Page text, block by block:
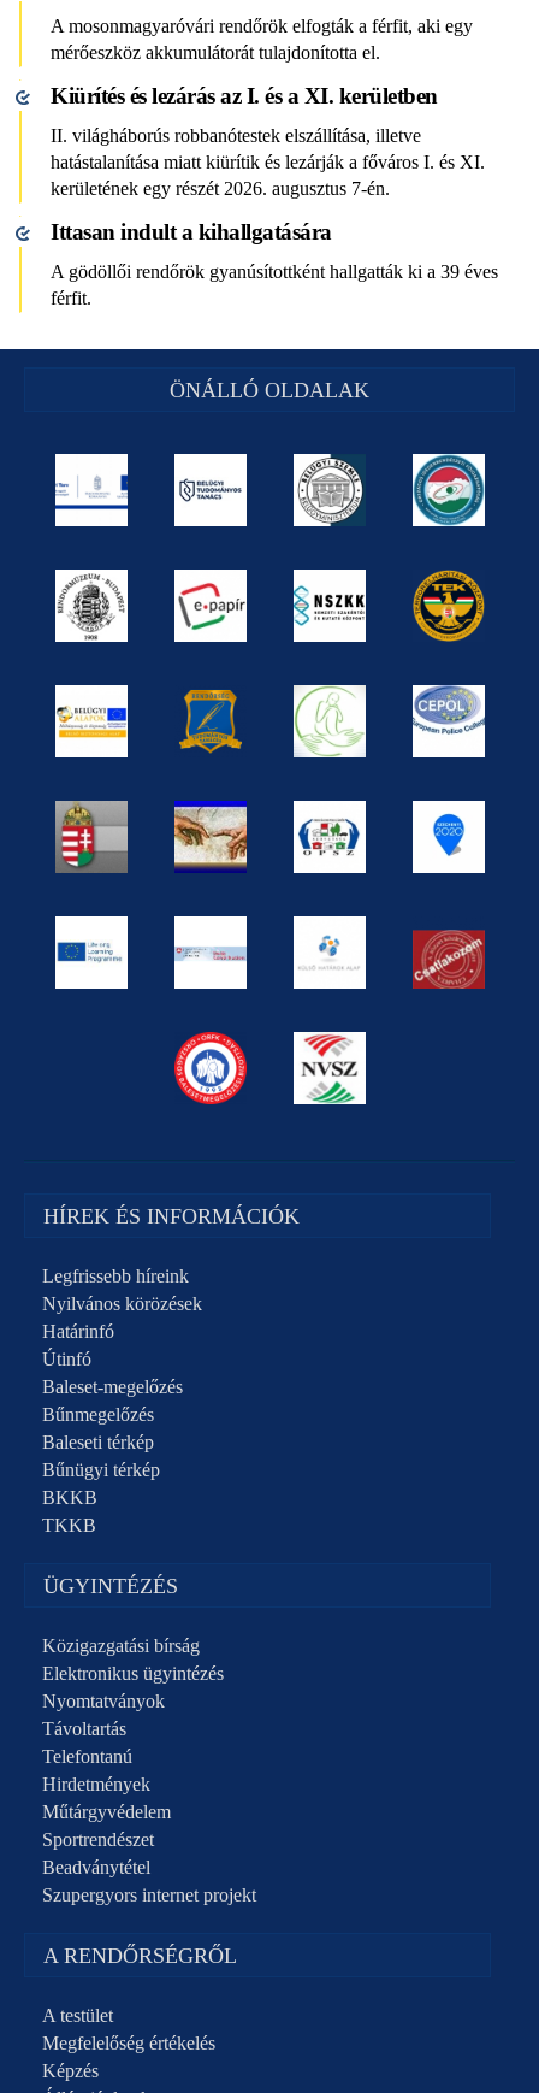
A mosonmagyaróvári rendőrök elfogták a férfit, aki egy
mérőeszköz akkumulátorát tulajdonította el.
Kiürítés és lezárás az I. és a XI. kerületben
II. világháborús robbanótestek elszállítása, illetve
hatástalanítása miatt kiürítik és lezárják a főváros I. és XI.
kerületének egy részét 2026. augusztus 7-én.
Ittasan indult a kihallgatására
A gödöllői rendőrök gyanúsítottként hallgatták ki a 39 éves
férfit.
ÖNÁLLÓ OLDALAK
HÍREK ÉS INFORMÁCIÓK
Legfrissebb híreink
Nyilvános körözések
Határinfó
Útinfó
Baleset-megelőzés
Bűnmegelőzés
Baleseti térkép
Bűnügyi térkép
BKKB
TKKB
ÜGYINTÉZÉS
Közigazgatási bírság
Elektronikus ügyintézés
Nyomtatványok
Távoltartás
Telefontanú
Hirdetmények
Műtárgyvédelem
Sportrendészet
Beadványtétel
Szupergyors internet projekt
A RENDŐRSÉGRŐL
A testület
Megfelelőség értékelés
Képzés